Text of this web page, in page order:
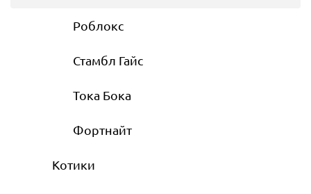
Роблокс
Стамбл Гайс
Тока Бока
Фортнайт
Котики